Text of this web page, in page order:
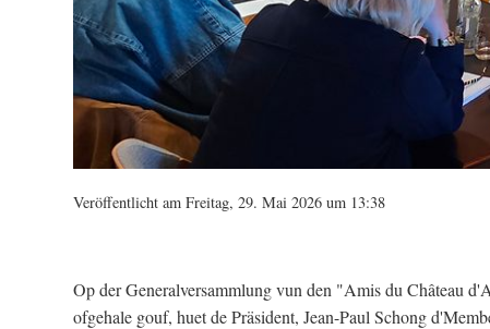
Veröffentlicht am Freitag, 29. Mai 2026 um 13:38
Op der Generalversammlung vun den "Amis du Château
ofgehale gouf, huet de Präsident, Jean-Paul Schong